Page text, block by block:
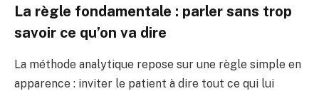
La règle fondamentale : parler sans trop
savoir ce qu’on va dire
La méthode analytique repose sur une règle simple en
apparence : inviter le patient à dire tout ce qui lui